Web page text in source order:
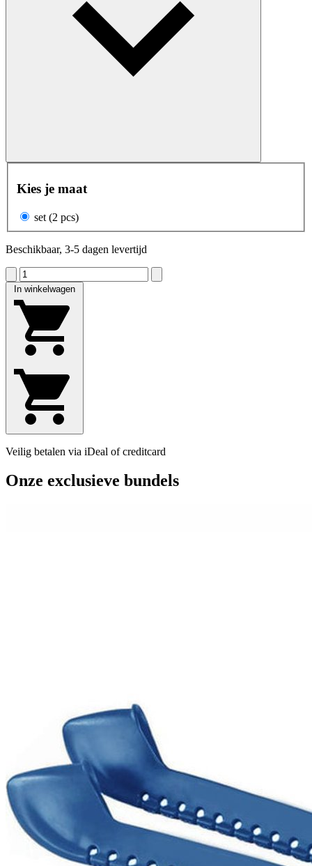
Kies je maat
set (2 pcs)
Beschikbaar, 3-5 dagen levertijd
In winkelwagen
Veilig betalen via iDeal of creditcard
Onze exclusieve bundels